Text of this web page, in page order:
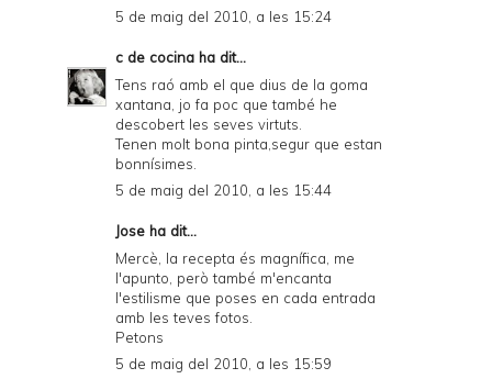
5 de maig del 2010, a les 15:24
c de cocina ha dit...
Tens raó amb el que dius de la goma
xantana, jo fa poc que també he
descobert les seves virtuts.
Tenen molt bona pinta,segur que estan
bonnísimes.
5 de maig del 2010, a les 15:44
Jose ha dit...
Mercè, la recepta és magnífica, me
l'apunto, però també m'encanta
l'estilisme que poses en cada entrada
amb les teves fotos.
Petons
5 de maig del 2010, a les 15:59